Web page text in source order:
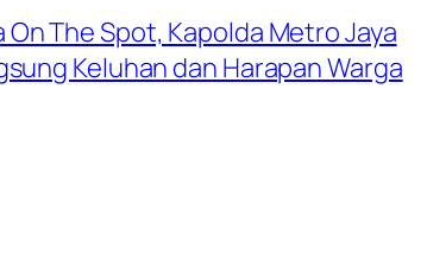
On The Spot, Kapolda Metro Jaya
Keluhan dan Harapan Warga